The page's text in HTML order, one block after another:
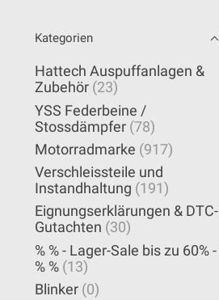
Kategorien
Hattech Auspuffanlagen &
Zubehör (23)
YSS Federbeine /
Stossdämpfer (78)
Motorradmarke (917)
Verschleissteile und
Instandhaltung (191)
Eignungserklärungen & DTC-
Gutachten (30)
% % - Lager-Sale bis zu 60% -
% % (13)
Blinker (0)